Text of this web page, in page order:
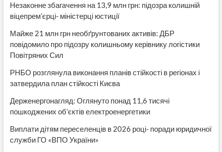
Незаконне збагачення на 13,9 млн грн: підозра колишній
віцепрем’єрці- міністерці юстиції
Майже 21 млн грн необґрунтованих активів: ДБР
повідомило про підозру колишньому керівнику логістики
Повітряних Сил
РНБО розглянула виконання планів стійкості в регіонах і
затвердила план стійкості Києва
Держенергонагляд: Оглянуто понад 11,6 тисячі
пошкоджених об’єктів електроенергетики
Виплати дітям переселенців в 2026 році- поради юридичної
служби ГО «ВПО України»